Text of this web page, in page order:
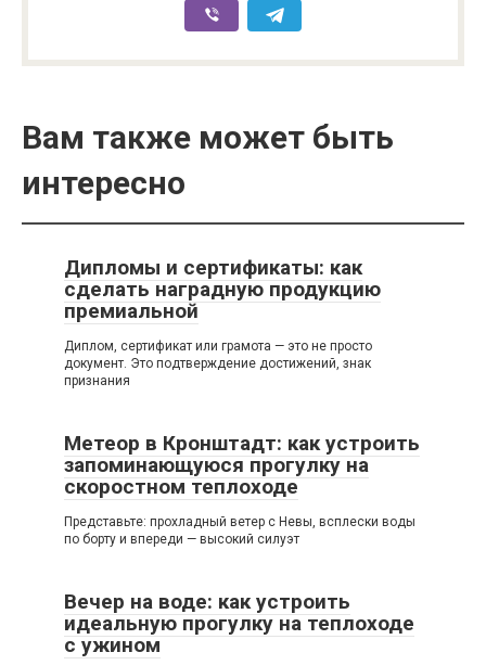
Вам также может быть
интересно
Дипломы и сертификаты: как
сделать наградную продукцию
премиальной
Диплом, сертификат или грамота — это не просто
документ. Это подтверждение достижений, знак
признания
Метеор в Кронштадт: как устроить
запоминающуюся прогулку на
скоростном теплоходе
Представьте: прохладный ветер с Невы, всплески воды
по борту и впереди — высокий силуэт
Вечер на воде: как устроить
идеальную прогулку на теплоходе
с ужином